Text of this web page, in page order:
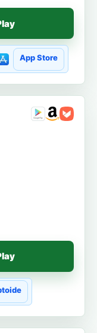
App Store